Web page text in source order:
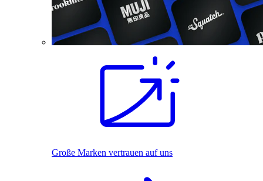
Große Marken vertrauen auf uns